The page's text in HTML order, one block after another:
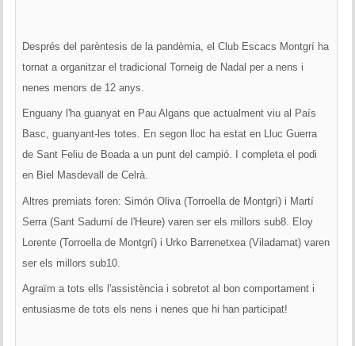
Després del parèntesis de la pandèmia, el Club Escacs Montgrí ha
tornat a organitzar el tradicional Torneig de Nadal per a nens i
nenes menors de 12 anys.
Enguany l'ha guanyat en Pau Algans que actualment viu al País
Basc, guanyant-les totes. En segon lloc ha estat en Lluc Guerra
de Sant Feliu de Boada a un punt del campió. I completa el podi
en Biel Masdevall de Celrà.
Altres premiats foren: Simón Oliva (Torroella de Montgrí) i Martí
Serra (Sant Sadurní de l'Heure) varen ser els millors sub8. Eloy
Lorente (Torroella de Montgrí) i Urko Barrenetxea (Viladamat) varen
ser els millors sub10.
Agraïm a tots ells l'assistència i sobretot al bon comportament i
entusiasme de tots els nens i nenes que hi han participat!